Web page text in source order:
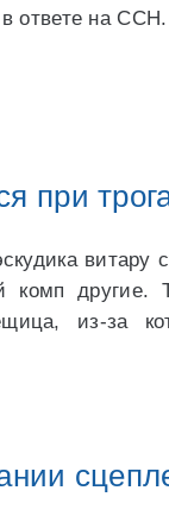
ответе на ССН.
при
другие.
из-за